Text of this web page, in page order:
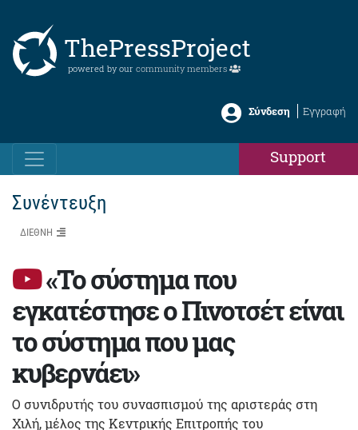
ThePressProject
powered by our community members
Σύνδεση Εγγραφή
Support
Συνέντευξη
ΔΙΕΘΝΗ
«Το σύστημα που
εγκατέστησε ο Πινοτσέτ είναι
το σύστημα που μας
κυβερνάει»
Ο συνιδρυτής του συνασπισμού της αριστεράς στη
Χιλή, μέλος της Κεντρικής Επιτροπής του